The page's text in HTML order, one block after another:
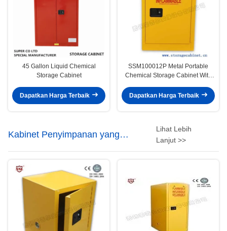
45 Gallon Liquid Chemical
Storage Cabinet
Dapatkan Harga Terbaik
SSM100012P Metal Portable
Chemical Storage Cabinet With
Cabinet
Dapatkan Harga Terbaik
Kabinet Penyimpanan yang
Flammable
Lihat Lebih
Lanjut >>